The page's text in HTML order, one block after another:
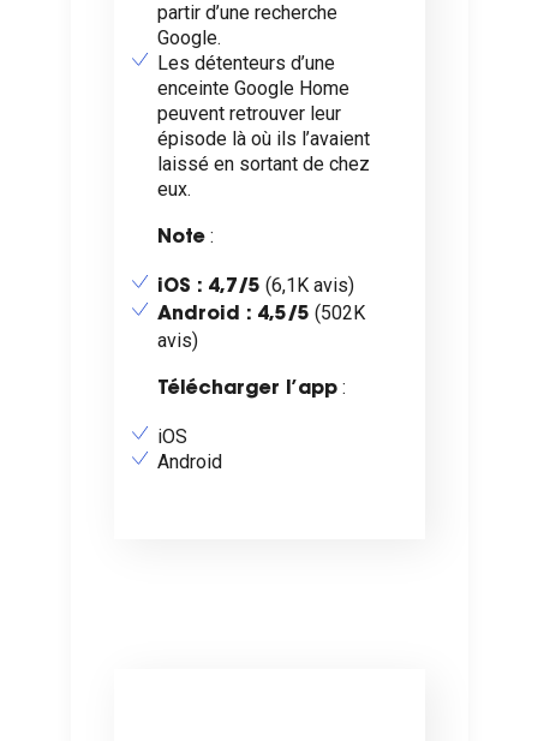
partir d’une recherche
Google.
Les détenteurs d’une
enceinte Google Home
peuvent retrouver leur
épisode là où ils l’avaient
laissé en sortant de chez
eux.
Note:
iOS : 4,7/5 (6,1K avis)
Android : 4,5/5 (502K
avis)
Télécharger l’app:
iOS
Android